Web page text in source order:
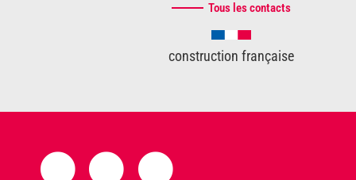
Tous les contacts
construction française